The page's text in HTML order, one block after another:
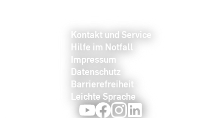
Kontakt und Service
Hilfe im Notfall
Impressum
Datenschutz
Barrierefreiheit
Leichte Sprache
YoutubeFacebookInstagram